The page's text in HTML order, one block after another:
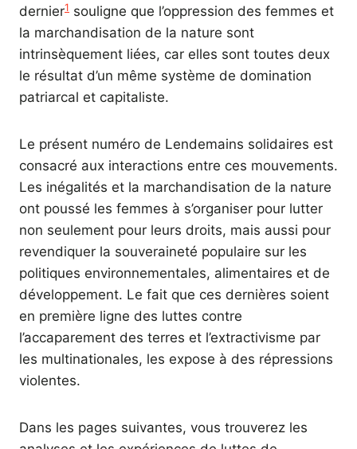
dernier1 souligne que l’oppression des femmes et
la marchandisation de la nature sont
intrinsèquement liées, car elles sont toutes deux
le résultat d’un même système de domination
patriarcal et capitaliste.
Le présent numéro de Lendemains solidaires est
consacré aux interactions entre ces mouvements.
Les inégalités et la marchandisation de la nature
ont poussé les femmes à s’organiser pour lutter
non seulement pour leurs droits, mais aussi pour
revendiquer la souveraineté populaire sur les
politiques environnementales, alimentaires et de
développement. Le fait que ces dernières soient
en première ligne des luttes contre
l’accaparement des terres et l’extractivisme par
les multinationales, les expose à des répressions
violentes.
Dans les pages suivantes, vous trouverez les